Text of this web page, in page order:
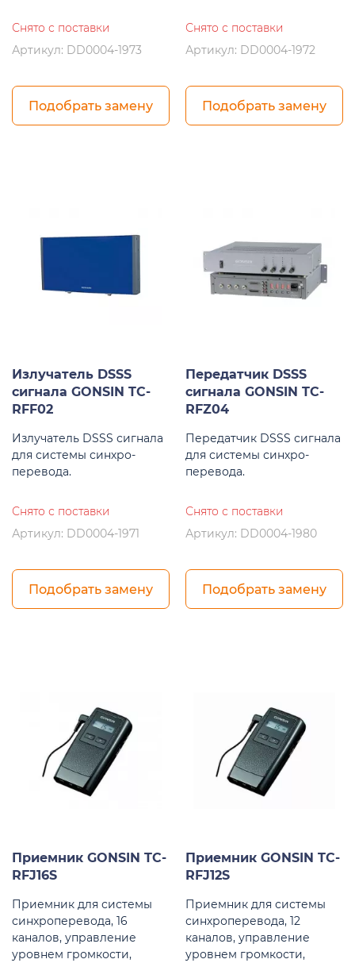
Снято с поставки
Артикул: DD0004-1973
Подобрать замену
Снято с поставки
Артикул: DD0004-1972
Подобрать замену
Излучатель DSSS
сигнала GONSIN TC-
RFF02
Излучатель DSSS сигнала
для системы синхро-
перевода.
Снято с поставки
Артикул: DD0004-1971
Подобрать замену
Передатчик DSSS
сигнала GONSIN TC-
RFZ04
Передатчик DSSS сигнала
для системы синхро-
перевода.
Снято с поставки
Артикул: DD0004-1980
Подобрать замену
Приемник GONSIN TC-
RFJ16S
Приемник для системы
синхроперевода, 16
каналов, управление
уровнем громкости,
Приемник GONSIN TC-
RFJ12S
Приемник для системы
синхроперевода, 12
каналов, управление
уровнем громкости,